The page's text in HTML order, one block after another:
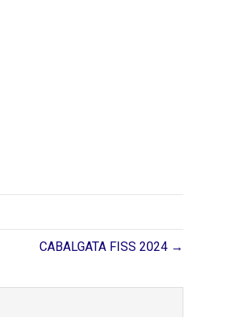
CABALGATA FISS 2024 →